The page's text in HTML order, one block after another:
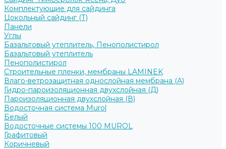
Комплектующие для сайдинга
Цокольный сайдинг (Т)
Панели
Углы
Базальтовый утеплитель, Пенополистирол
Базальтовый утеплитель
Пенополистирол
Строительные пленки, мембраны LAMINEK
Влаго-ветрозащитная однослойная мембрана (А)
Гидро-пароизоляционная двухслойная (Д)
Пароизоляционная двухслойная (В)
Водосточная система Murol
Белый
Водосточные системы 100 MUROL
Графитовый
Коричневый